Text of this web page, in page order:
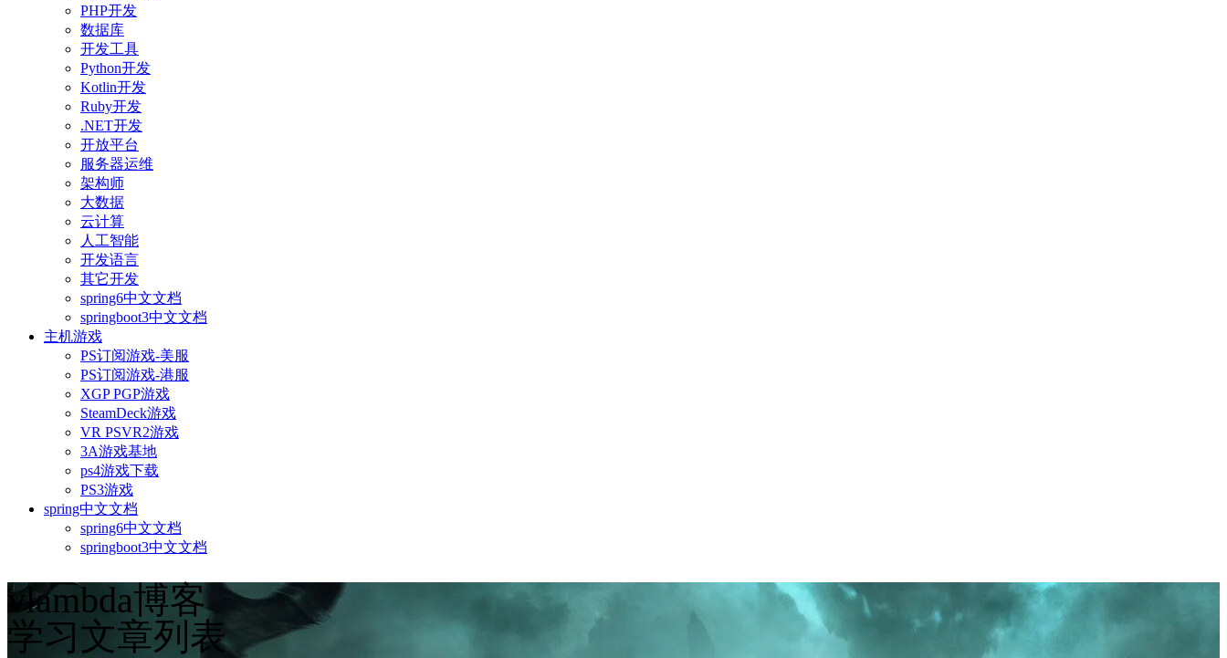
PHP开发
数据库
开发工具
Python开发
Kotlin开发
Ruby开发
.NET开发
开放平台
服务器运维
架构师
大数据
云计算
人工智能
开发语言
其它开发
spring6中文文档
springboot3中文文档
主机游戏
PS订阅游戏-美服
PS订阅游戏-港服
XGP PGP游戏
SteamDeck游戏
VR PSVR2游戏
3A游戏基地
ps4游戏下载
PS3游戏
spring中文文档
spring6中文文档
springboot3中文文档
vlambda博客
学习文章列表